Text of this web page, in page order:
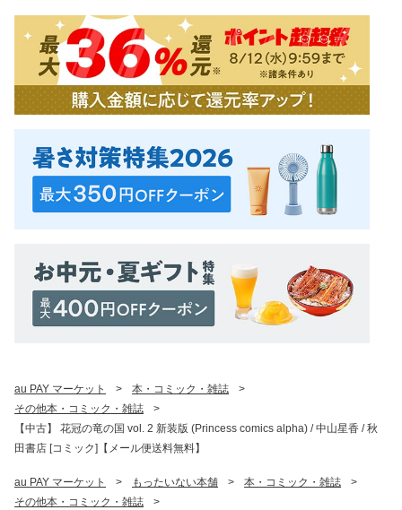
au PAY マーケット > 本・コミック・雑誌
>
その他本・コミック・雑誌
>
【中古】 花冠の竜の国 vol. 2 新装版 (Princess comics alpha) / 中山星香 / 秋
田書店 [コミック]【メール便送料無料】
au PAY マーケット > もったいない本舗 > 本・コミック・雑誌
>
その他本・コミック・雑誌
>